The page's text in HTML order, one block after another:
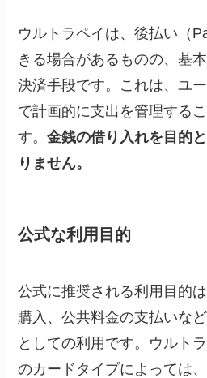
ウルトラペイは、後払い（
きる場合があるものの、基
決済手段です。これは、ユ
で計画的に支出を管理する
す。金銭の借り入れを目的
りません。
公式な利用目的
公式に推奨される利用目的
購入、公共料金の支払いな
としての利用です。ウルト
のカードタイプによっては